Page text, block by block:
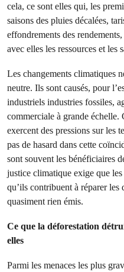
cela, ce sont elles qui, les
saisons des pluies décalées,
effondrements des
avec elles les ressources et les
Les changements climatiques
neutre. Ils sont causés, pour
industriels industries fossiles,
commerciale à grande échelle.
exercent des pressions sur les
pas de hasard dans cette
sont souvent les bénéficiaires
justice climatique exige que
qu’ils contribuent à réparer
quasiment rien émis.
Ce que la déforestation
elles
Parmi les menaces les plus